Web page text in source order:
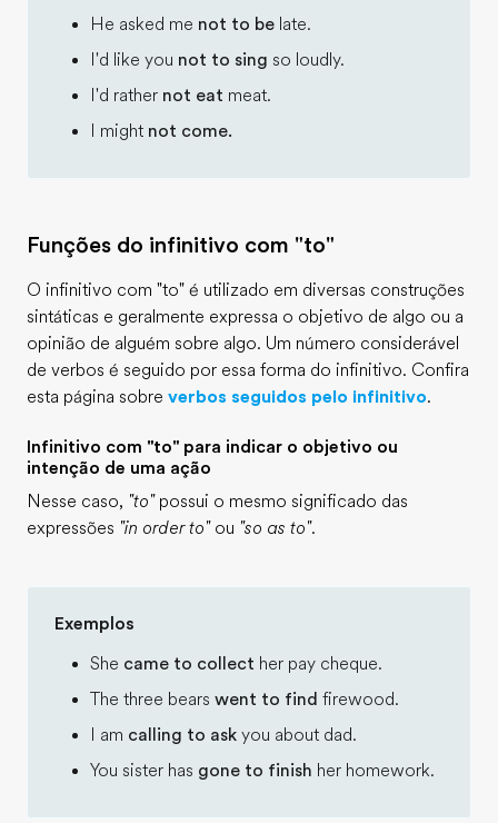
He asked me not to be late.
I'd like you not to sing so loudly.
I'd rather not eat meat.
I might not come.
Funções do infinitivo com "to"
O infinitivo com "to" é utilizado em diversas construções
sintáticas e geralmente expressa o objetivo de algo ou a
opinião de alguém sobre algo. Um número considerável
de verbos é seguido por essa forma do infinitivo. Confira
esta página sobre verbos seguidos pelo infinitivo.
Infinitivo com "to" para indicar o objetivo ou
intenção de uma ação
Nesse caso, "to"possui o mesmo significado das
expressões "in order to"ou "so as to".
Exemplos
She came to collect her pay cheque.
The three bears went to find firewood.
I am calling to ask you about dad.
You sister has gone to finish her homework.